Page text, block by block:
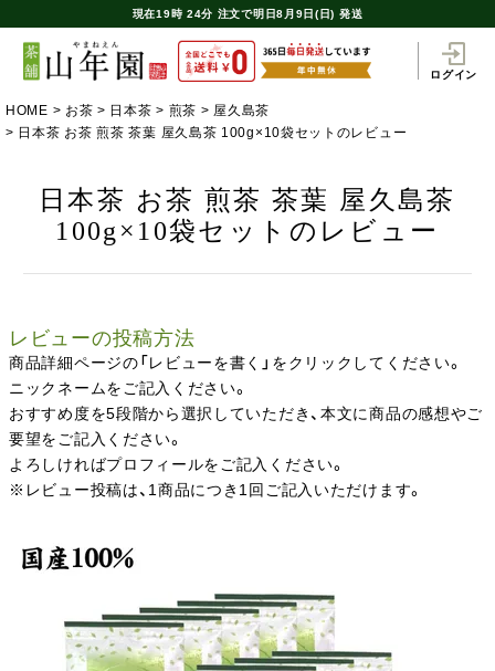
現在19時 24分 注文で明日8月9日(日) 発送
ログイン
HOME お茶 日本茶 煎茶
屋久島茶
日本茶 お茶 煎茶 茶葉 屋久島茶 100g×10袋セットのレビュー
日本茶 お茶 煎茶 茶葉 屋久島茶
100g×10袋セットのレビュー
レビューの投稿方法
商品詳細ページの「レビューを書く」をクリックしてください。
ニックネームをご記入ください。
おすすめ度を5段階から選択していただき、本文に商品の感想やご
要望をご記入ください。
よろしければプロフィールをご記入ください。
※レビュー投稿は、1商品につき1回ご記入いただけます。